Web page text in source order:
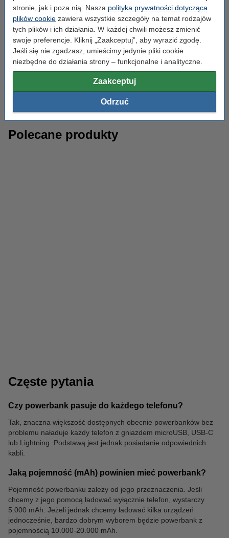
stronie, jak i poza nią. Nasza polityka prywatności dotycząca
plików cookie zawiera wszystkie szczegóły na temat rodzajów
tych plików i ich działania. W każdej chwili możesz zmienić
swoje preferencje. Kliknij „Zaakceptuj”, aby wyrazić zgodę.
Jeśli się nie zgadzasz, umieścimy jedynie pliki cookie
niezbędne do działania strony – funkcjonalne i analityczne.
Zaakceptuj
Odrzuć
przesyłanie większej ilości energii, dzięki czemu pozwala na
szybsze ładowanie i zasilanie urządzeń wymagających
większej mocy. Dlatego tak ważne jest, aby upewnić się, że
powerbank posiada odpowiedni typ portu, będący zgodny z
urządzeniem, które chcemy naładować.
Wbrew pozorom, zakup powerbanku wcale nie należy do
najprostszych. Dlatego warto poświęcić czas na analizę
powyższych parametrów i zainwestować w dobry sprzęt.
Polecane produkty
Czyszczenie
Częste pytania
Czy powerbank pasuje do każdego telefonu?
Tak, znaczna większość dostępnych obecnie powerbanków bez
problemu naładuje każdy telefon z gniazdem microUSB, USB-C
lub Lightning. Podstawą jest jednak posiadanie odpowiednich
kabli.
Jaką pojemność (mAh) powinien mieć powerbank?
Pojemność powerbanku zależy od jego przeznaczenia. Jeśli
chcemy z jego pomocą ładować wyłącznie telefon, wystarczy
5.000 mAh. Jeżeli jednak chcemy ładować kilka urządzeń
jednocześnie, bardzo dobrym wyborem będzie powerbank z
pojemnością 10.000-20.000 mAh.